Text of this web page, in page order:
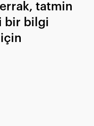
tatmin
bir bilgi